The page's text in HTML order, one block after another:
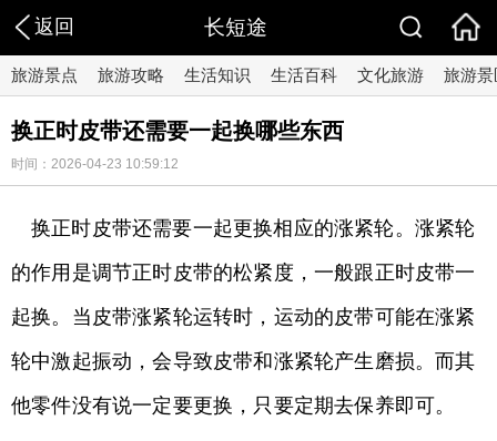
返回 长短途
旅游景点 旅游攻略 生活知识 生活百科 文化旅游 旅游景
换正时皮带还需要一起换哪些东西
时间：2026-04-23 10:59:12
换正时皮带还需要一起更换相应的涨紧轮。涨紧轮
的作用是调节正时皮带的松紧度，一般跟正时皮带一
起换。当皮带涨紧轮运转时，运动的皮带可能在涨紧
轮中激起振动，会导致皮带和涨紧轮产生磨损。而其
他零件没有说一定要更换，只要定期去保养即可。